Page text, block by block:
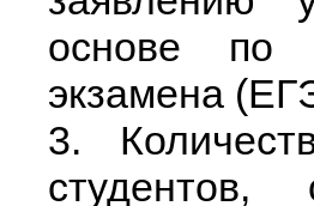
основе по
экзамена
3.